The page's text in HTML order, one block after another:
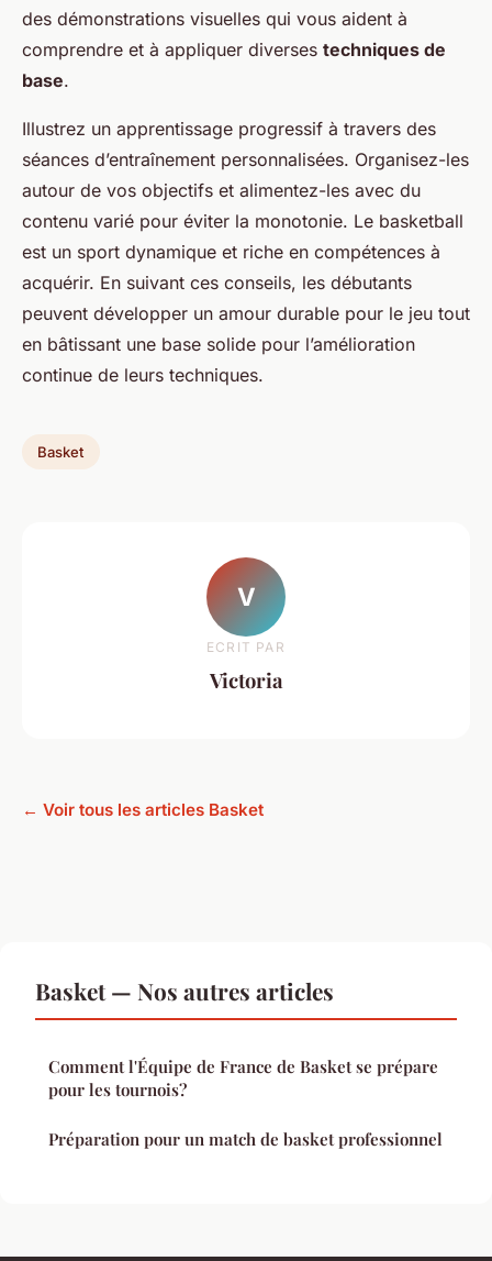
des démonstrations visuelles qui vous aident à
comprendre et à appliquer diverses techniques de
base.
Illustrez un apprentissage progressif à travers des
séances d’entraînement personnalisées. Organisez-les
autour de vos objectifs et alimentez-les avec du
contenu varié pour éviter la monotonie. Le basketball
est un sport dynamique et riche en compétences à
acquérir. En suivant ces conseils, les débutants
peuvent développer un amour durable pour le jeu tout
en bâtissant une base solide pour l’amélioration
continue de leurs techniques.
Basket
V
ECRIT PAR
Victoria
← Voir tous les articles Basket
Basket — Nos autres articles
Comment l'Équipe de France de Basket se prépare
pour les tournois?
Préparation pour un match de basket professionnel